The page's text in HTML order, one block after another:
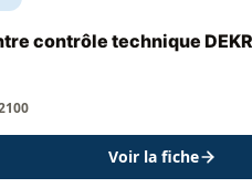
contrôle technique
Voir la fiche